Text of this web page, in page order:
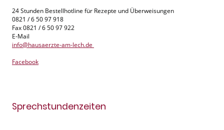
24 Stunden Bestellhotline für Rezepte und Überweisungen
0821 / 6 50 97 918
Fax 0821 / 6 50 97 922
E-Mail
info@hausaerzte-am-lech.de
Facebook
Sprechstundenzeiten